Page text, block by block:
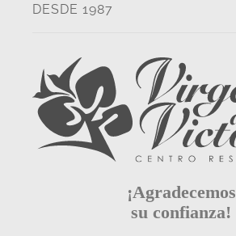
DESDE 1987
¡Agradecemos
su confianza!